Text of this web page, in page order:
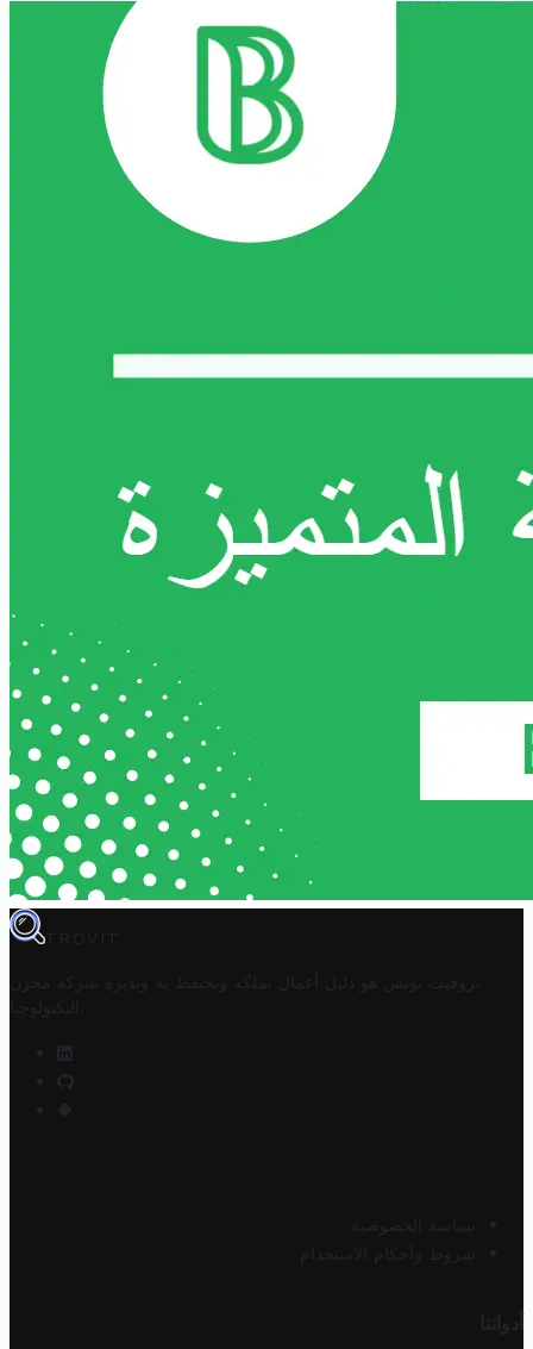
TROVIT
تروفيت تونس هو دليل أعمال تملكه وتحتفظ به وتديره
شركة مخزن
التكنولوجيا
سياسة الخصوصية
شروط وأحكام الاستخدام
أدواتنا